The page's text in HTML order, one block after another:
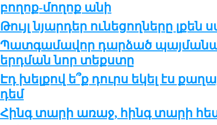
բողոք-մողոք անի
Թույլ նյարդեր ունեցողները լքեն
Պատգամավոր դարձած
երդման նոր տեքստը
Էդ խելքով ե՞ք դուրս եկել էս
դեմ
Հինգ տարի առաջ, հինգ տարի